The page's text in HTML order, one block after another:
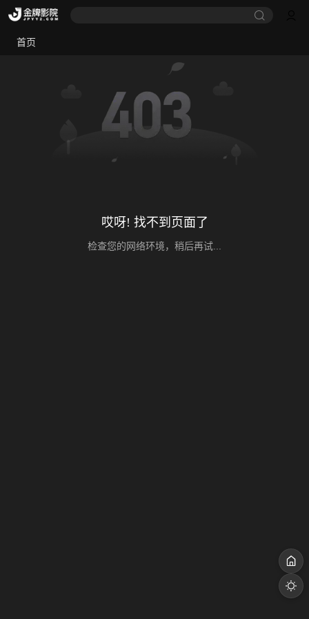
首页
哎呀! 找不到页面了
检查您的网络环境，稍后再试...